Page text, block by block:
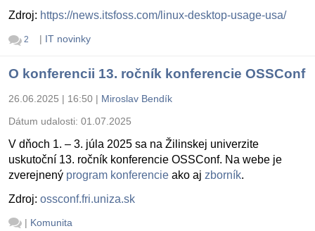
Zdroj: https://news.itsfoss.com/linux-desktop-usage-usa/
2 | IT novinky
O konferencii 13. ročník konferencie OSSConf
26.06.2025 | 16:50 | Miroslav Bendík
Dátum udalosti: 01.07.2025
V dňoch 1. – 3. júla 2025 sa na Žilinskej univerzite
uskutoční 13. ročník konferencie OSSConf. Na webe je
zverejnený program konferencie ako aj zborník.
Zdroj: ossconf.fri.uniza.sk
| Komunita